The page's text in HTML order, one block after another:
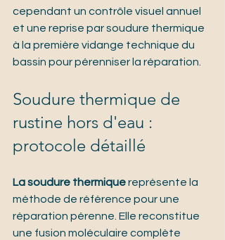
cependant un contrôle visuel annuel
et une reprise par soudure thermique
à la première vidange technique du
bassin pour pérenniser la réparation.
Soudure thermique de
rustine hors d'eau :
protocole détaillé
La soudure thermique représente la
méthode de référence pour une
réparation pérenne. Elle reconstitue
une fusion moléculaire complète